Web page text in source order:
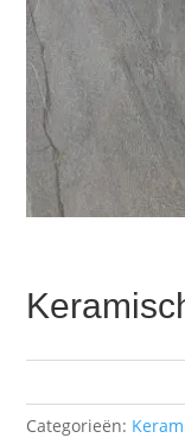
Categorieën: